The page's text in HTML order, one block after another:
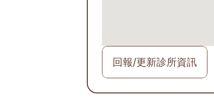
回報/更新診所資訊